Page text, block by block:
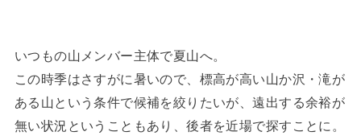
いつもの山メンバー主体で夏山へ。
この時季はさすがに暑いので、標高が高い山か沢・滝が
ある山という条件で候補を絞りたいが、遠出する余裕が
無い状況ということもあり、後者を近場で探すことに。